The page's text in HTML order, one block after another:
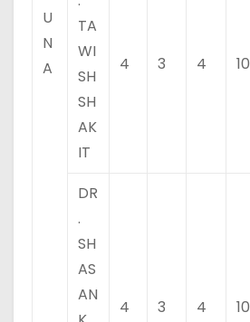
U
N
A
TA
WI
SH
SH
AK
IT
4 3 4 10
DR
.
SH
AS
AN
4 3 4 10